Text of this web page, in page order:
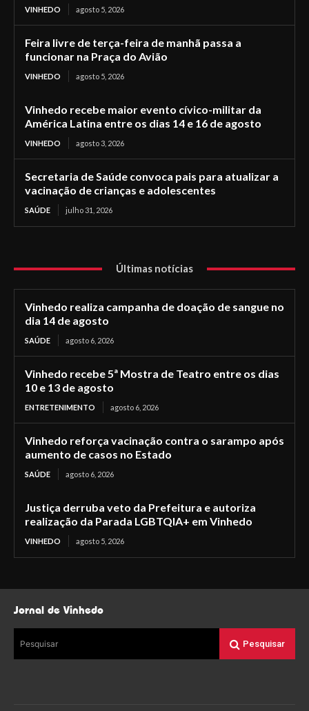
VINHEDO agosto 5, 2026
Feira livre de terça-feira de manhã passa a
funcionar na Praça do Avião
VINHEDO agosto 5, 2026
Vinhedo recebe maior evento cívico-militar da
América Latina entre os dias 14 e 16 de agosto
VINHEDO agosto 3, 2026
Secretaria de Saúde convoca pais para atualizar a
vacinação de crianças e adolescentes
SAÚDE julho 31, 2026
Últimas notícias
Vinhedo realiza campanha de doação de sangue no
dia 14 de agosto
SAÚDE agosto 6, 2026
Vinhedo recebe 5ª Mostra de Teatro entre os dias
10 e 13 de agosto
ENTRETENIMENTO agosto 6, 2026
Vinhedo reforça vacinação contra o sarampo após
aumento de casos no Estado
SAÚDE agosto 6, 2026
Justiça derruba veto da Prefeitura e autoriza
realização da Parada LGBTQIA+ em Vinhedo
VINHEDO agosto 5, 2026
Jornal de Vinhedo
Pesquisar Pesquisar